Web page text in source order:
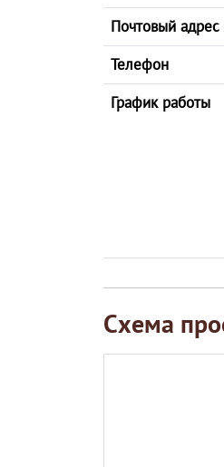
Почтовый адрес
Телефон
График работы
Схема